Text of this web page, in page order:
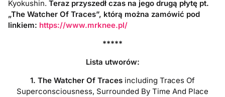
Kyokushin.Teraz przyszedł czas na jego drugą płytę pt.
„The Watcher Of Traces”, którą można zamówić pod
linkiem: https://www.mrknee.pl/
*****
Lista utworów:
1. The Watcher Of Traces including Traces Of
Superconsciousness, Surrounded By Time And Place